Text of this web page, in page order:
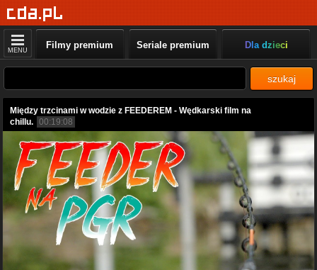
MENU Filmy premium Seriale premium Dla dzieci
szukaj
Między trzcinami w wodzie z FEEDEREM - Wędkarski film na
chillu. 00:19:08